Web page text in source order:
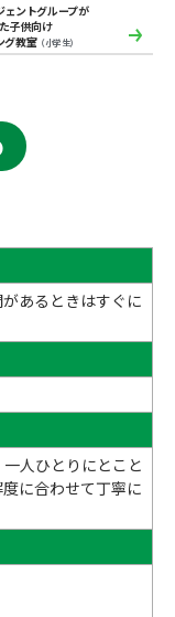
ェントグループが
子供向け
グ教室（小学生）
あるときはすぐに
人ひとりにとこと
に合わせて丁寧に